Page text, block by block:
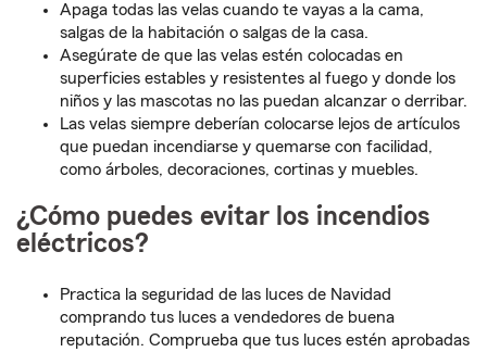
Apaga todas las velas cuando te vayas a la cama,
salgas de la habitación o salgas de la casa.
Asegúrate de que las velas estén colocadas en
superficies estables y resistentes al fuego y donde los
niños y las mascotas no las puedan alcanzar o derribar.
Las velas siempre deberían colocarse lejos de artículos
que puedan incendiarse y quemarse con facilidad,
como árboles, decoraciones, cortinas y muebles.
¿Cómo puedes evitar los incendios
eléctricos?
Practica la seguridad de las luces de Navidad
comprando tus luces a vendedores de buena
reputación. Comprueba que tus luces estén aprobadas